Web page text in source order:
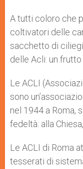
A tutti coloro che
coltivatori delle
sacchetto di
delle Acli: un
Le ACLI
sono
nel 1944 a Roma,
fedeltà: alla
Le ACLI di Roma
tesserati di